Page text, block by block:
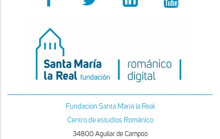
Fundacion Santa Maria la Real
Centro de estudios Románico
34800 Aguilar de Campoo